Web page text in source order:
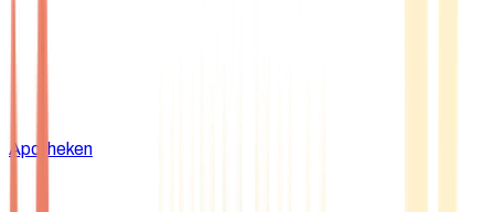
Apotheken